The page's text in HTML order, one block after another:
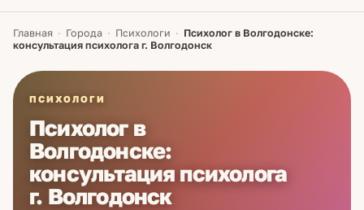
Главная · Города · Психологи · Психолог в Волгодонске:
консультация психолога г. Волгодонск
ПСИХОЛОГИ
Психолог в
Волгодонске:
консультация психолога
г. Волгодонск